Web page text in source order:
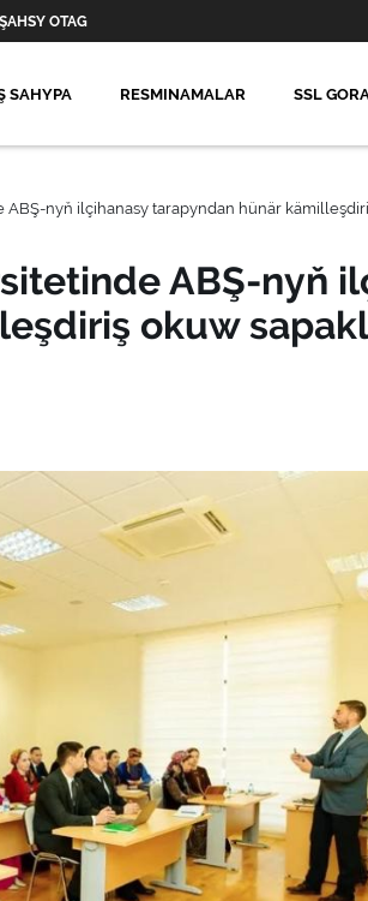
ŞAHSY OTAG
SAHYPA RESMINAMALAR SSL
nyň ilçihanasy tarapyndan hünär
ABŞ-nyň
okuw